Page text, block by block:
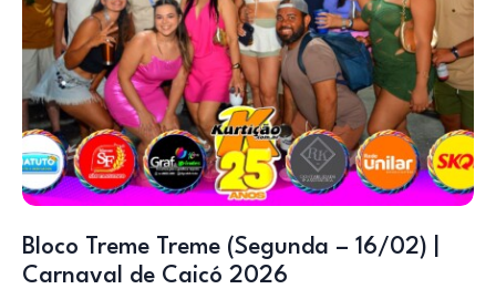
Bloco Treme Treme (Segunda – 16/02) |
Carnaval de Caicó 2026